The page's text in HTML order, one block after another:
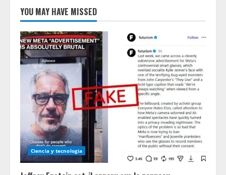
YOU MAY HAVE MISSED
Ciencia y tecnologia